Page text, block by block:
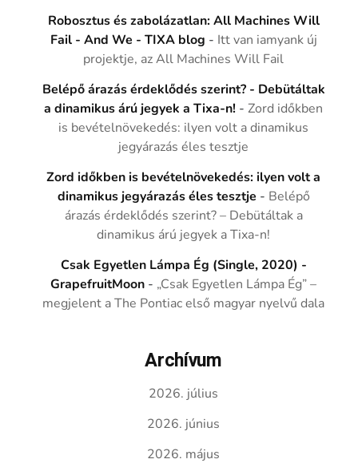
Robosztus és zabolázatlan: All Machines Will
Fail - And We - TIXA blog - Itt van iamyank új
projektje, az All Machines Will Fail
Belépő árazás érdeklődés szerint? - Debütáltak
a dinamikus árú jegyek a Tixa-n! -Zord időkben
is bevételnövekedés: ilyen volt a dinamikus
jegyárazás éles tesztje
Zord időkben is bevételnövekedés: ilyen volt a
dinamikus jegyárazás éles tesztje - Belépő
árazás érdeklődés szerint? – Debütáltak a
dinamikus árú jegyek a Tixa-n!
Csak Egyetlen Lámpa Ég (Single, 2020) -
GrapefruitMoon - „Csak Egyetlen Lámpa Ég” –
megjelent a The Pontiac első magyar nyelvű dala
Archívum
2026. július
2026. június
2026. május